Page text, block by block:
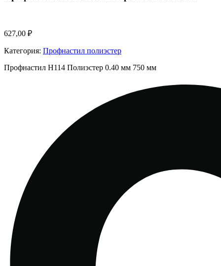
627,00 ₽
Категория: Профнастил полиэстер
Профнастил Н114 Полиэстер 0.40 мм 750 мм